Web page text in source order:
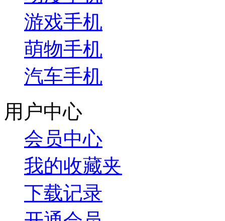
游戏手机
萌物手机
汽车手机
用户中心
会员中心
我的收藏夹
下载记录